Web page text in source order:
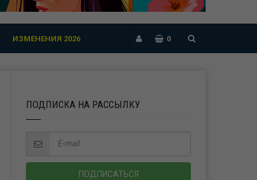
ИЗМЕНЕНИЯ 2026 0
ПОДПИСКА НА РАССЫЛКУ